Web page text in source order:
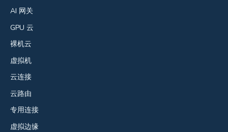
AI 网关
GPU 云
裸机云
虚拟机
云连接
云路由
专用连接
虚拟边缘